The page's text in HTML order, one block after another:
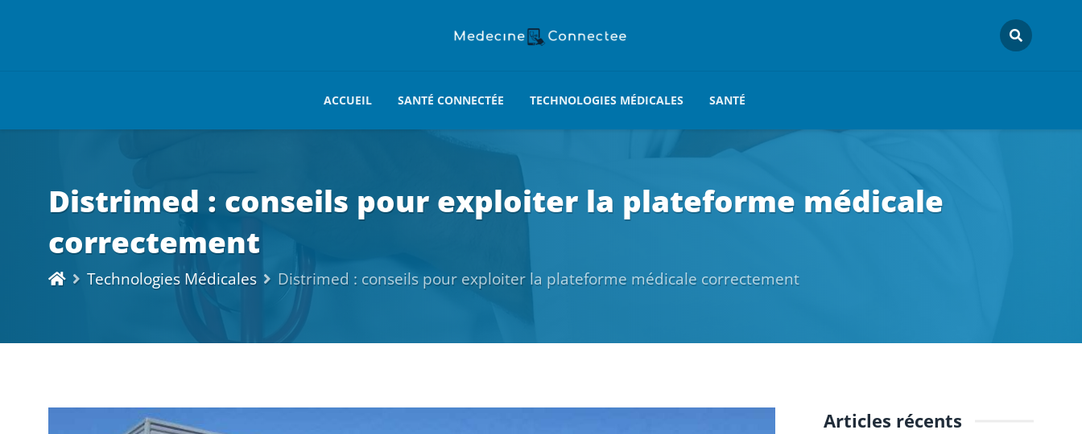
ACCUEIL SANTÉ CONNECTÉE TECHNOLOGIES MÉDICALES SANTÉ
Distrimed : conseils pour exploiter la plateforme médicale
correctement
Technologies Médicales Distrimed : conseils pour exploiter la plateforme médicale correctement
Articles récents